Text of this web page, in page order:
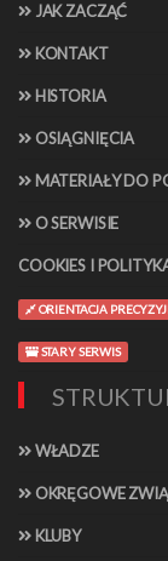
JAK ZACZĄĆ
KONTAKT
HISTORIA
OSIĄGNIĘCIA
MATERIAŁY DO
O SERWISIE
COOKIES I
ORIENTACJA
STARY SERWIS
WŁADZE
OKRĘGOWE
KLUBY